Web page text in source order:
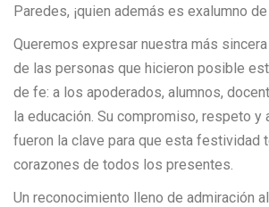
Paredes, ¡quien además es exalumno
Queremos expresar nuestra más
de las personas que hicieron posible
de fe: a los apoderados, alumnos,
la educación. Su compromiso, respeto y
fueron la clave para que esta festividad
corazones de todos los presentes.
Un reconocimiento lleno de admiración